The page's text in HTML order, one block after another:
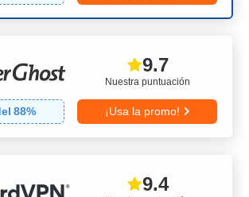
Nuestra puntuación
9.7
88% ¡Usa la promo!
9.4